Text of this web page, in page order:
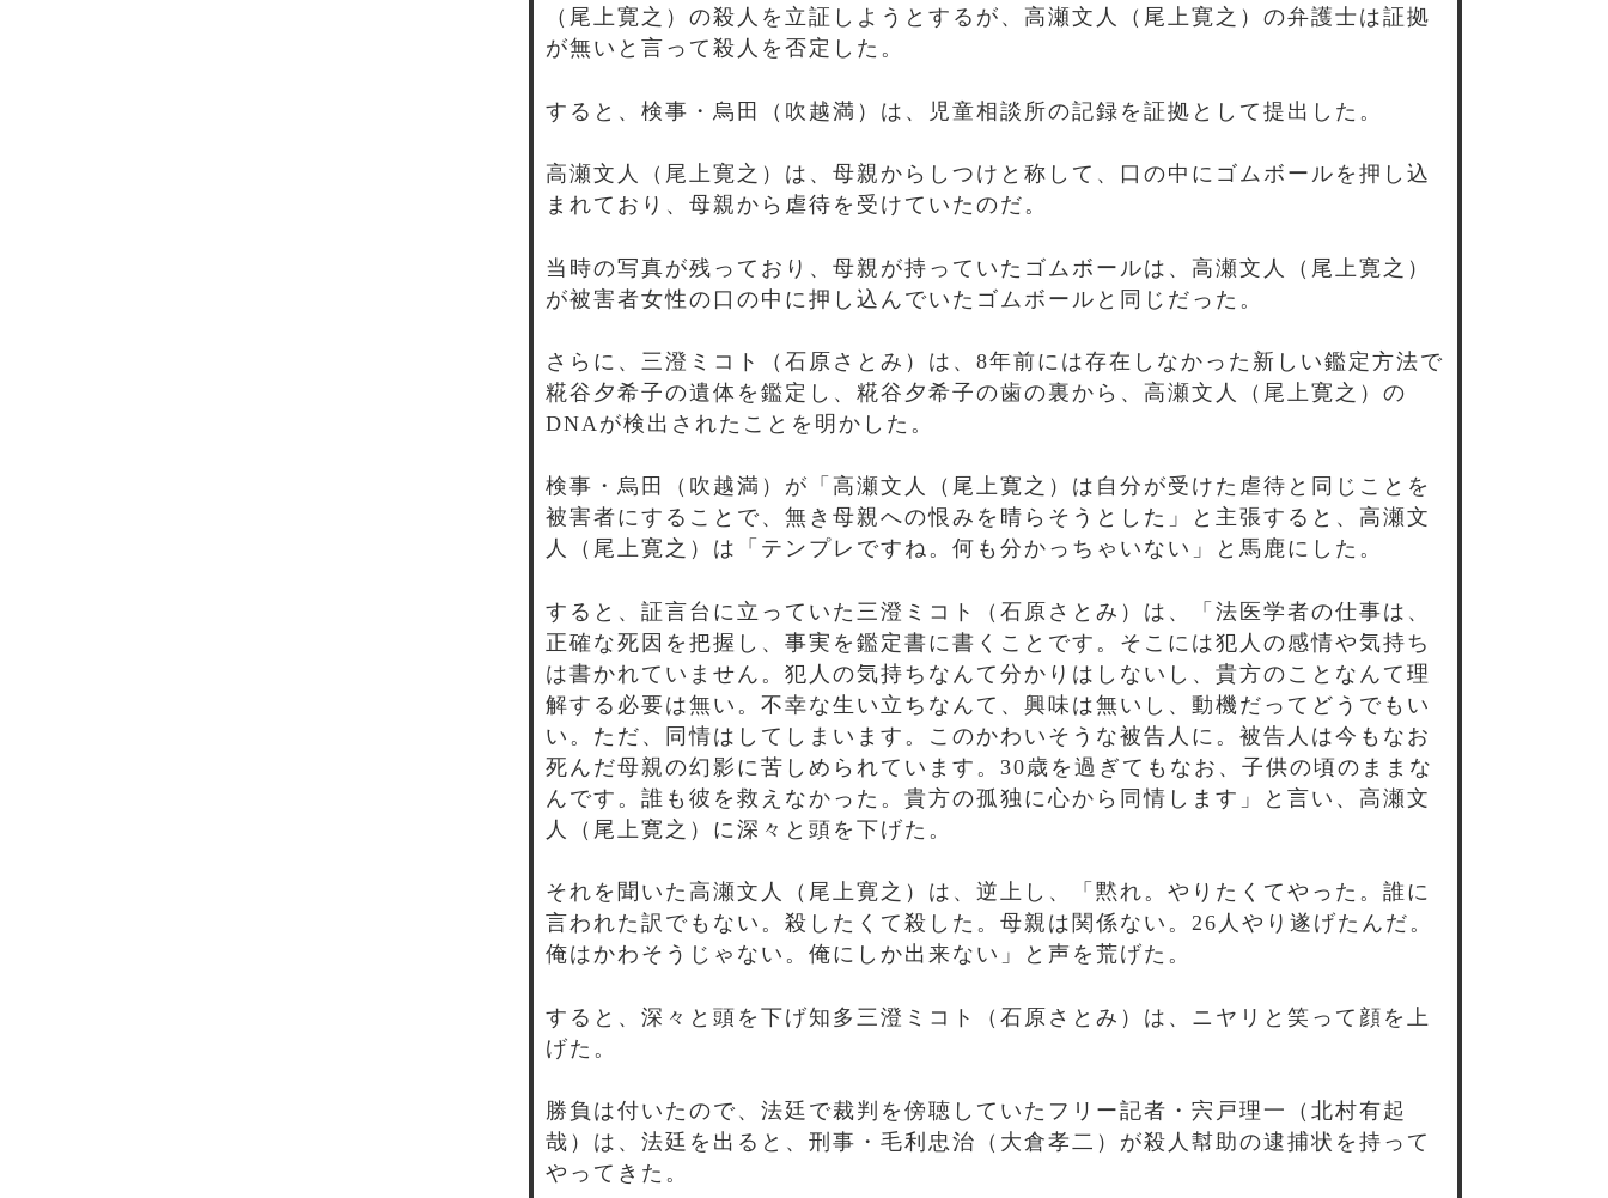
（尾上寛之）の殺人を立証しようとするが、高瀬文人（尾上寛之）の弁護士は証拠
が無いと言って殺人を否定した。
すると、検事・烏田（吹越満）は、児童相談所の記録を証拠として提出した。
高瀬文人（尾上寛之）は、母親からしつけと称して、口の中にゴムボールを押し込
まれており、母親から虐待を受けていたのだ。
当時の写真が残っており、母親が持っていたゴムボールは、高瀬文人（尾上寛之）
が被害者女性の口の中に押し込んでいたゴムボールと同じだった。
さらに、三澄ミコト（石原さとみ）は、8年前には存在しなかった新しい鑑定方法で
糀谷夕希子の遺体を鑑定し、糀谷夕希子の歯の裏から、高瀬文人（尾上寛之）の
DNAが検出されたことを明かした。
検事・烏田（吹越満）が「高瀬文人（尾上寛之）は自分が受けた虐待と同じことを
被害者にすることで、無き母親への恨みを晴らそうとした」と主張すると、高瀬文
人（尾上寛之）は「テンプレですね。何も分かっちゃいない」と馬鹿にした。
すると、証言台に立っていた三澄ミコト（石原さとみ）は、「法医学者の仕事は、
正確な死因を把握し、事実を鑑定書に書くことです。そこには犯人の感情や気持ち
は書かれていません。犯人の気持ちなんて分かりはしないし、貴方のことなんて理
解する必要は無い。不幸な生い立ちなんて、興味は無いし、動機だってどうでもい
い。ただ、同情はしてしまいます。このかわいそうな被告人に。被告人は今もなお
死んだ母親の幻影に苦しめられています。30歳を過ぎてもなお、子供の頃のままな
んです。誰も彼を救えなかった。貴方の孤独に心から同情します」と言い、高瀬文
人（尾上寛之）に深々と頭を下げた。
それを聞いた高瀬文人（尾上寛之）は、逆上し、「黙れ。やりたくてやった。誰に
言われた訳でもない。殺したくて殺した。母親は関係ない。26人やり遂げたんだ。
俺はかわそうじゃない。俺にしか出来ない」と声を荒げた。
すると、深々と頭を下げ知多三澄ミコト（石原さとみ）は、ニヤリと笑って顔を上
げた。
勝負は付いたので、法廷で裁判を傍聴していたフリー記者・宍戸理一（北村有起
哉）は、法廷を出ると、刑事・毛利忠治（大倉孝二）が殺人幇助の逮捕状を持って
やってきた。